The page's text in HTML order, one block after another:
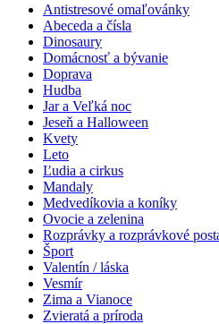
Antistresové omaľovánky
Abeceda a čísla
Dinosaury
Domácnosť a bývanie
Doprava
Hudba
Jar a Veľká noc
Jeseň a Halloween
Kvety
Leto
Ľudia a cirkus
Mandaly
Medvedíkovia a koníky
Ovocie a zelenina
Rozprávky a rozprávkové
Šport
Valentín / láska
Vesmír
Zima a Vianoce
Zvieratá a príroda